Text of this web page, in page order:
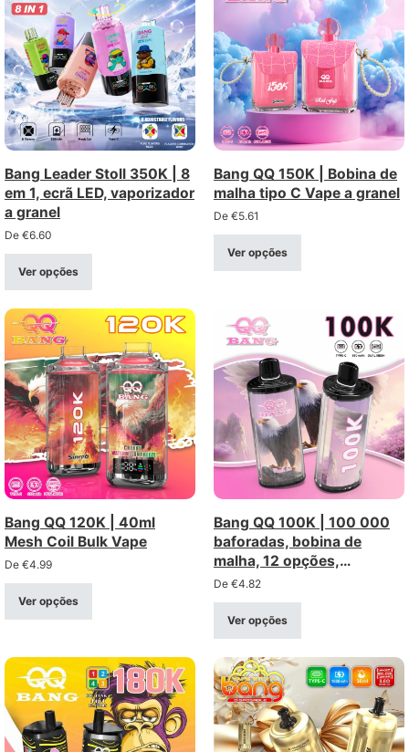
Bang Leader Stoll 350K | 8
em 1, ecrã LED, vaporizador
a granel
De €6.60
Ver opções
Bang QQ 150K | Bobina de
malha tipo C Vape a granel
De €5.61
Ver opções
Bang QQ 120K | 40ml
Mesh Coil Bulk Vape
De €4.99
Ver opções
Bang QQ 100K | 100 000
baforadas, bobina de
malha, 12 opções,
recarregável por Type-C,
vaporizador descartável a
granel
De €4.82
Ver opções